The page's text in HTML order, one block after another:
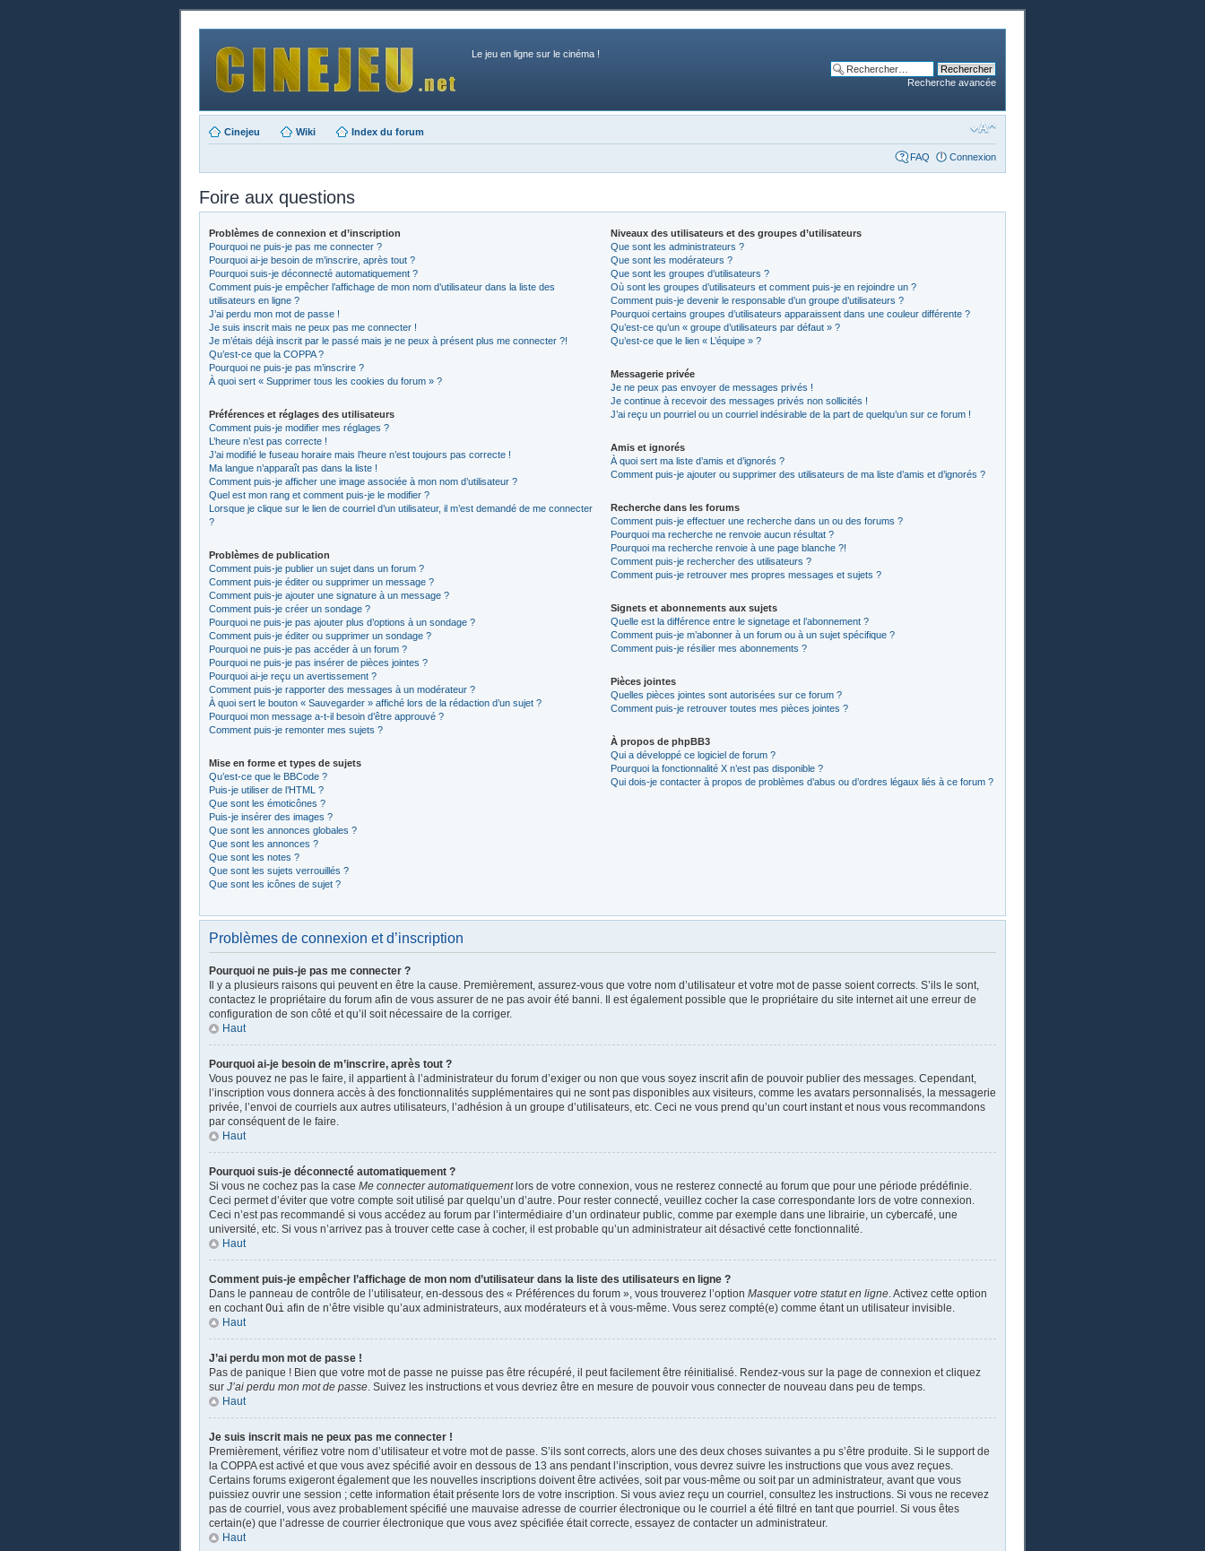
Le jeu en ligne sur le cinéma !
Recherche avancée
Cinejeu Wiki Index du forum
FAQ Connexion
Foire aux questions
Problèmes de connexion et d’inscription
Pourquoi ne puis-je pas me connecter ?
Pourquoi ai-je besoin de m’inscrire, après tout ?
Pourquoi suis-je déconnecté automatiquement ?
Comment puis-je empêcher l’affichage de mon nom d’utilisateur dans la liste des
utilisateurs en ligne ?
J’ai perdu mon mot de passe !
Je suis inscrit mais ne peux pas me connecter !
Je m’étais déjà inscrit par le passé mais je ne peux à présent plus me connecter ?!
Qu’est-ce que la COPPA ?
Pourquoi ne puis-je pas m’inscrire ?
À quoi sert « Supprimer tous les cookies du forum » ?
Préférences et réglages des utilisateurs
Comment puis-je modifier mes réglages ?
L’heure n’est pas correcte !
J’ai modifié le fuseau horaire mais l’heure n’est toujours pas correcte !
Ma langue n’apparaît pas dans la liste !
Comment puis-je afficher une image associée à mon nom d’utilisateur ?
Quel est mon rang et comment puis-je le modifier ?
Lorsque je clique sur le lien de courriel d’un utilisateur, il m’est demandé de me connecter
?
Problèmes de publication
Comment puis-je publier un sujet dans un forum ?
Comment puis-je éditer ou supprimer un message ?
Comment puis-je ajouter une signature à un message ?
Comment puis-je créer un sondage ?
Pourquoi ne puis-je pas ajouter plus d’options à un sondage ?
Comment puis-je éditer ou supprimer un sondage ?
Pourquoi ne puis-je pas accéder à un forum ?
Pourquoi ne puis-je pas insérer de pièces jointes ?
Pourquoi ai-je reçu un avertissement ?
Comment puis-je rapporter des messages à un modérateur ?
À quoi sert le bouton « Sauvegarder » affiché lors de la rédaction d’un sujet ?
Pourquoi mon message a-t-il besoin d’être approuvé ?
Comment puis-je remonter mes sujets ?
Mise en forme et types de sujets
Qu’est-ce que le BBCode ?
Puis-je utiliser de l’HTML ?
Que sont les émoticônes ?
Puis-je insérer des images ?
Que sont les annonces globales ?
Que sont les annonces ?
Que sont les notes ?
Que sont les sujets verrouillés ?
Que sont les icônes de sujet ?
Niveaux des utilisateurs et des groupes d’utilisateurs
Que sont les administrateurs ?
Que sont les modérateurs ?
Que sont les groupes d’utilisateurs ?
Où sont les groupes d’utilisateurs et comment puis-je en rejoindre un ?
Comment puis-je devenir le responsable d’un groupe d’utilisateurs ?
Pourquoi certains groupes d’utilisateurs apparaissent dans une couleur différente ?
Qu’est-ce qu’un « groupe d’utilisateurs par défaut » ?
Qu’est-ce que le lien « L’équipe » ?
Messagerie privée
Je ne peux pas envoyer de messages privés !
Je continue à recevoir des messages privés non sollicités !
J’ai reçu un pourriel ou un courriel indésirable de la part de quelqu’un sur ce forum !
Amis et ignorés
À quoi sert ma liste d’amis et d’ignorés ?
Comment puis-je ajouter ou supprimer des utilisateurs de ma liste d’amis et d’ignorés ?
Recherche dans les forums
Comment puis-je effectuer une recherche dans un ou des forums ?
Pourquoi ma recherche ne renvoie aucun résultat ?
Pourquoi ma recherche renvoie à une page blanche ?!
Comment puis-je rechercher des utilisateurs ?
Comment puis-je retrouver mes propres messages et sujets ?
Signets et abonnements aux sujets
Quelle est la différence entre le signetage et l’abonnement ?
Comment puis-je m’abonner à un forum ou à un sujet spécifique ?
Comment puis-je résilier mes abonnements ?
Pièces jointes
Quelles pièces jointes sont autorisées sur ce forum ?
Comment puis-je retrouver toutes mes pièces jointes ?
À propos de phpBB3
Qui a développé ce logiciel de forum ?
Pourquoi la fonctionnalité X n’est pas disponible ?
Qui dois-je contacter à propos de problèmes d’abus ou d’ordres légaux liés à ce forum ?
Problèmes de connexion et d’inscription
Pourquoi ne puis-je pas me connecter ?
Il y a plusieurs raisons qui peuvent en être la cause. Premièrement, assurez-vous que votre nom d’utilisateur et votre mot de passe soient corrects. S’ils le sont,
contactez le propriétaire du forum afin de vous assurer de ne pas avoir été banni. Il est également possible que le propriétaire du site internet ait une erreur de
configuration de son côté et qu’il soit nécessaire de la corriger.
Haut
Pourquoi ai-je besoin de m’inscrire, après tout ?
Vous pouvez ne pas le faire, il appartient à l’administrateur du forum d’exiger ou non que vous soyez inscrit afin de pouvoir publier des messages. Cependant,
l’inscription vous donnera accès à des fonctionnalités supplémentaires qui ne sont pas disponibles aux visiteurs, comme les avatars personnalisés, la messagerie
privée, l’envoi de courriels aux autres utilisateurs, l’adhésion à un groupe d’utilisateurs, etc. Ceci ne vous prend qu’un court instant et nous vous recommandons
par conséquent de le faire.
Haut
Pourquoi suis-je déconnecté automatiquement ?
Si vous ne cochez pas la case Me connecter automatiquementlors de votre connexion, vous ne resterez connecté au forum que pour une période prédéfinie.
Ceci permet d’éviter que votre compte soit utilisé par quelqu’un d’autre. Pour rester connecté, veuillez cocher la case correspondante lors de votre connexion.
Ceci n’est pas recommandé si vous accédez au forum par l’intermédiaire d’un ordinateur public, comme par exemple dans une librairie, un cybercafé, une
université, etc. Si vous n’arrivez pas à trouver cette case à cocher, il est probable qu’un administrateur ait désactivé cette fonctionnalité.
Haut
Comment puis-je empêcher l’affichage de mon nom d’utilisateur dans la liste des utilisateurs en ligne ?
Dans le panneau de contrôle de l’utilisateur, en-dessous des « Préférences du forum », vous trouverez l’option Masquer votre statut en ligne. Activez cette option
en cochantOui afin de n’être visible qu’aux administrateurs, aux modérateurs et à vous-même. Vous serez compté(e) comme étant un utilisateur invisible.
Haut
J’ai perdu mon mot de passe !
Pas de panique ! Bien que votre mot de passe ne puisse pas être récupéré, il peut facilement être réinitialisé. Rendez-vous sur la page de connexion et cliquez
sur J’ai perdu mon mot de passe. Suivez les instructions et vous devriez être en mesure de pouvoir vous connecter de nouveau dans peu de temps.
Haut
Je suis inscrit mais ne peux pas me connecter !
Premièrement, vérifiez votre nom d’utilisateur et votre mot de passe. S’ils sont corrects, alors une des deux choses suivantes a pu s’être produite. Si le support de
la COPPA est activé et que vous avez spécifié avoir en dessous de 13 ans pendant l’inscription, vous devrez suivre les instructions que vous avez reçues.
Certains forums exigeront également que les nouvelles inscriptions doivent être activées, soit par vous-même ou soit par un administrateur, avant que vous
puissiez ouvrir une session ; cette information était présente lors de votre inscription. Si vous aviez reçu un courriel, consultez les instructions. Si vous ne recevez
pas de courriel, vous avez probablement spécifié une mauvaise adresse de courrier électronique ou le courriel a été filtré en tant que pourriel. Si vous êtes
certain(e) que l’adresse de courrier électronique que vous avez spécifiée était correcte, essayez de contacter un administrateur.
Haut